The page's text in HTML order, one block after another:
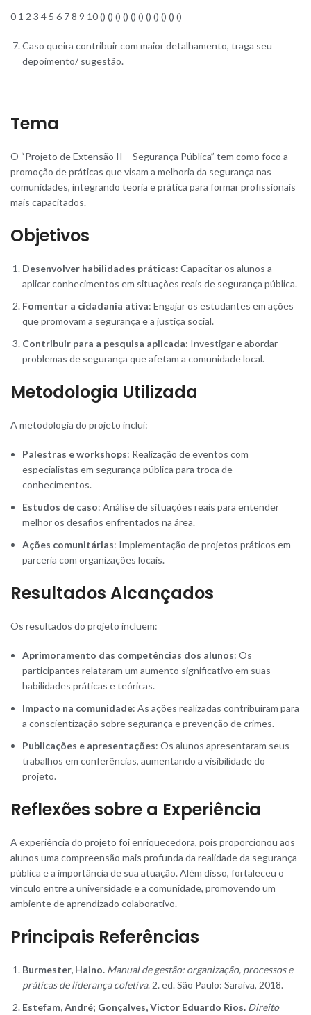
0 1 2 3 4 5 6 7 8 9 10 () () () () () () () () () () ()
Caso queira contribuir com maior detalhamento, traga seu
depoimento/ sugestão.
Tema
O “Projeto de Extensão II – Segurança Pública” tem como foco a
promoção de práticas que visam a melhoria da segurança nas
comunidades, integrando teoria e prática para formar profissionais
mais capacitados.
Objetivos
Desenvolver habilidades práticas: Capacitar os alunos a
aplicar conhecimentos em situações reais de segurança pública.
Fomentar a cidadania ativa: Engajar os estudantes em ações
que promovam a segurança e a justiça social.
Contribuir para a pesquisa aplicada: Investigar e abordar
problemas de segurança que afetam a comunidade local.
Metodologia Utilizada
A metodologia do projeto inclui:
Palestras e workshops: Realização de eventos com
especialistas em segurança pública para troca de
conhecimentos.
Estudos de caso: Análise de situações reais para entender
melhor os desafios enfrentados na área.
Ações comunitárias: Implementação de projetos práticos em
parceria com organizações locais.
Resultados Alcançados
Os resultados do projeto incluem:
Aprimoramento das competências dos alunos: Os
participantes relataram um aumento significativo em suas
habilidades práticas e teóricas.
Impacto na comunidade: As ações realizadas contribuíram para
a conscientização sobre segurança e prevenção de crimes.
Publicações e apresentações: Os alunos apresentaram seus
trabalhos em conferências, aumentando a visibilidade do
projeto.
Reflexões sobre a Experiência
A experiência do projeto foi enriquecedora, pois proporcionou aos
alunos uma compreensão mais profunda da realidade da segurança
pública e a importância de sua atuação. Além disso, fortaleceu o
vínculo entre a universidade e a comunidade, promovendo um
ambiente de aprendizado colaborativo.
Principais Referências
Burmester, Haino. Manual de gestão: organização, processos e
práticas de liderança coletiva. 2. ed. São Paulo: Saraiva, 2018.
Estefam, André; Gonçalves, Victor Eduardo Rios. Direito